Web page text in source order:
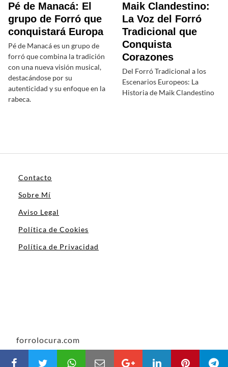
Pé de Manacá: El
grupo de Forró que
conquistará Europa
Pé de Manacá es un grupo de
forró que combina la tradición
con una nueva visión musical,
destacándose por su
autenticidad y su enfoque en la
rabeca.
Maik Clandestino:
La Voz del Forró
Tradicional que
Conquista
Corazones
Del Forró Tradicional a los
Escenarios Europeos: La
Historia de Maik Clandestino
Contacto
Sobre Mí
Aviso Legal
Política de Cookies
Política de Privacidad
forrolocura.com